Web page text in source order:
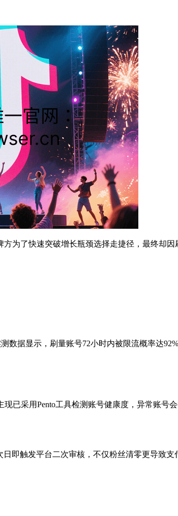
了快速突破增长瓶颈选择走捷径，最终却因
据显示，刷量账号72小时内被限流概率达
采用Pento工具检测账号健康度，异常账号会
触发平台二次审核，不仅粉丝清零更导致支